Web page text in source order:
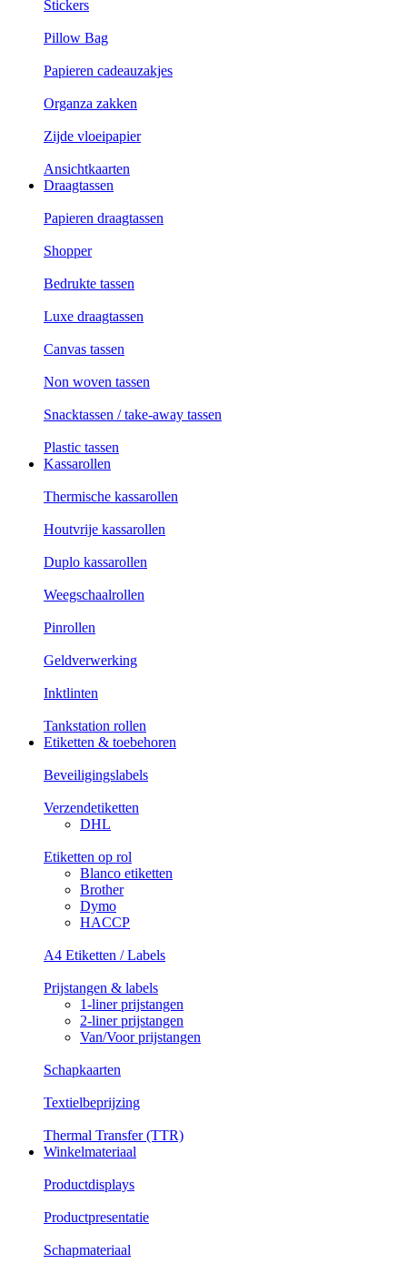
Stickers
Pillow Bag
Papieren cadeauzakjes
Organza zakken
Zijde vloeipapier
Ansichtkaarten
Draagtassen
Papieren draagtassen
Shopper
Bedrukte tassen
Luxe draagtassen
Canvas tassen
Non woven tassen
Snacktassen / take-away tassen
Plastic tassen
Kassarollen
Thermische kassarollen
Houtvrije kassarollen
Duplo kassarollen
Weegschaalrollen
Pinrollen
Geldverwerking
Inktlinten
Tankstation rollen
Etiketten & toebehoren
Beveiligingslabels
Verzendetiketten
DHL
Etiketten op rol
Blanco etiketten
Brother
Dymo
HACCP
A4 Etiketten / Labels
Prijstangen & labels
1-liner prijstangen
2-liner prijstangen
Van/Voor prijstangen
Schapkaarten
Textielbeprijzing
Thermal Transfer (TTR)
Winkelmateriaal
Productdisplays
Productpresentatie
Schapmateriaal